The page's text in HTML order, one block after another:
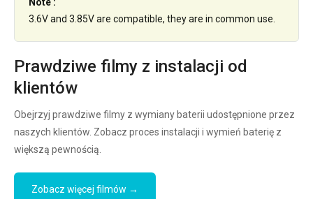
3.6V and 3.85V are compatible, they are in common use.
Prawdziwe filmy z instalacji od
klientów
Obejrzyj prawdziwe filmy z wymiany baterii udostępnione przez
naszych klientów. Zobacz proces instalacji i wymień baterię z
większą pewnością.
Zobacz więcej filmów →